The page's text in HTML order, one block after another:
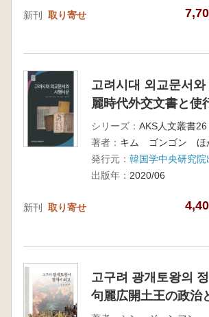
新刊 取り寄せ
고려시대 외교문서
麗時代外交文書と使
シリーズ： AKS人文叢書26
著者： キム ゴンゴン ほ
発行元： 韓国学中央研究院
出版年： 2020/06
新刊 取り寄せ
고구려 광개토왕의
句麗広開土王の政治